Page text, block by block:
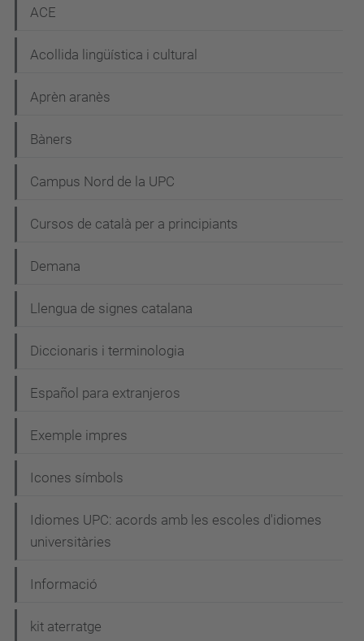
ACE
Acollida lingüística i cultural
Aprèn aranès
Bàners
Campus Nord de la UPC
Cursos de català per a principiants
Demana
Llengua de signes catalana
Diccionaris i terminologia
Español para extranjeros
Exemple impres
Icones símbols
Idiomes UPC: acords amb les escoles d'idiomes
universitàries
Informació
kit aterratge